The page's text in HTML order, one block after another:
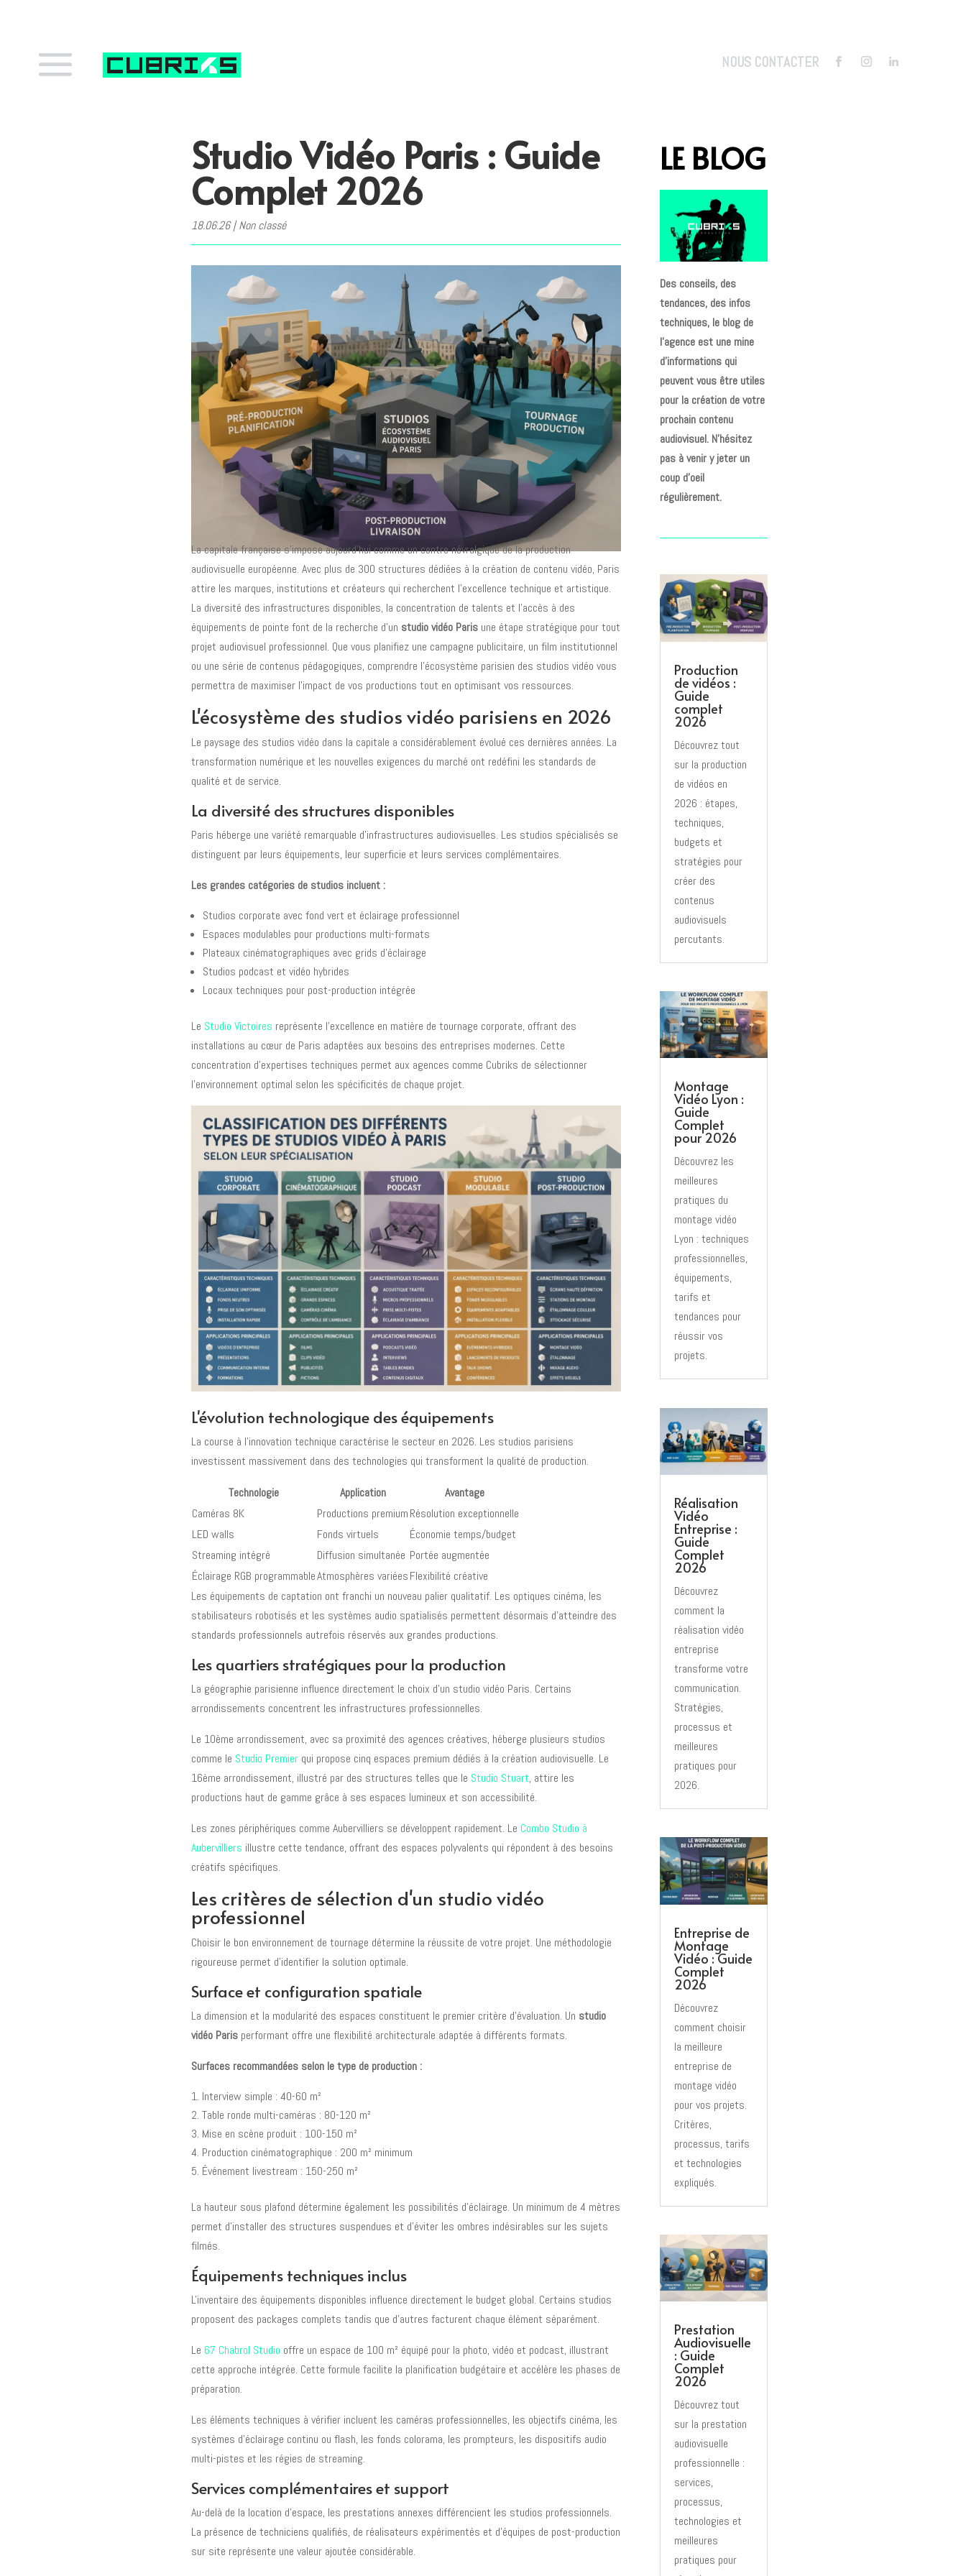
NOUS CONTACTER
Studio Vidéo Paris : Guide
Complet 2026
18.06.26|Non classé
La capitale française s'impose aujourd'hui comme un centre névralgique de la production
audiovisuelle européenne. Avec plus de 300 structures dédiées à la création de contenu vidéo, Paris
attire les marques, institutions et créateurs qui recherchent l'excellence technique et artistique.
La diversité des infrastructures disponibles, la concentration de talents et l'accès à des
équipements de pointe font de la recherche d'un studio vidéo Paris une étape stratégique pour tout
projet audiovisuel professionnel. Que vous planifiez une campagne publicitaire, un film institutionnel
ou une série de contenus pédagogiques, comprendre l'écosystème parisien des studios vidéo vous
permettra de maximiser l'impact de vos productions tout en optimisant vos ressources.
L'écosystème des studios vidéo parisiens en 2026
Le paysage des studios vidéo dans la capitale a considérablement évolué ces dernières années. La
transformation numérique et les nouvelles exigences du marché ont redéfini les standards de
qualité et de service.
La diversité des structures disponibles
Paris héberge une variété remarquable d'infrastructures audiovisuelles. Les studios spécialisés se
distinguent par leurs équipements, leur superficie et leurs services complémentaires.
Les grandes catégories de studios incluent :
Studios corporate avec fond vert et éclairage professionnel
Espaces modulables pour productions multi-formats
Plateaux cinématographiques avec grids d'éclairage
Studios podcast et vidéo hybrides
Locaux techniques pour post-production intégrée
Le Studio Victoires représente l'excellence en matière de tournage corporate, offrant des
installations au cœur de Paris adaptées aux besoins des entreprises modernes. Cette
concentration d'expertises techniques permet aux agences comme Cubriks de sélectionner
l'environnement optimal selon les spécificités de chaque projet.
L'évolution technologique des équipements
La course à l'innovation technique caractérise le secteur en 2026. Les studios parisiens
investissent massivement dans des technologies qui transforment la qualité de production.
Technologie Application
Avantage
Caméras 8K
Productions premiumRésolution exceptionnelle
LED walls
Fonds virtuels
Économie temps/budget
Streaming intégré
Diffusion simultanée Portée augmentée
Éclairage RGB programmableAtmosphères variéesFlexibilité créative
Les équipements de captation ont franchi un nouveau palier qualitatif. Les optiques cinéma, les
stabilisateurs robotisés et les systèmes audio spatialisés permettent désormais d'atteindre des
standards professionnels autrefois réservés aux grandes productions.
Les quartiers stratégiques pour la production
La géographie parisienne influence directement le choix d'un studio vidéo Paris. Certains
arrondissements concentrent les infrastructures professionnelles.
Le 10ème arrondissement, avec sa proximité des agences créatives, héberge plusieurs studios
comme le Studio Premier qui propose cinq espaces premium dédiés à la création audiovisuelle. Le
16ème arrondissement, illustré par des structures telles que le Studio Stuart, attire les
productions haut de gamme grâce à ses espaces lumineux et son accessibilité.
Les zones périphériques comme Aubervilliers se développent rapidement. Le Combo Studio à
Aubervilliers illustre cette tendance, offrant des espaces polyvalents qui répondent à des besoins
créatifs spécifiques.
Les critères de sélection d'un studio vidéo
professionnel
Choisir le bon environnement de tournage détermine la réussite de votre projet. Une méthodologie
rigoureuse permet d'identifier la solution optimale.
Surface et configuration spatiale
La dimension et la modularité des espaces constituent le premier critère d'évaluation. Un studio
vidéo Paris performant offre une flexibilité architecturale adaptée à différents formats.
Surfaces recommandées selon le type de production :
Interview simple : 40-60 m²
Table ronde multi-caméras : 80-120 m²
Mise en scène produit : 100-150 m²
Production cinématographique : 200 m² minimum
Événement livestream : 150-250 m²
La hauteur sous plafond détermine également les possibilités d'éclairage. Un minimum de 4 mètres
permet d'installer des structures suspendues et d'éviter les ombres indésirables sur les sujets
filmés.
Équipements techniques inclus
L'inventaire des équipements disponibles influence directement le budget global. Certains studios
proposent des packages complets tandis que d'autres facturent chaque élément séparément.
Le 67 Chabrol Studio offre un espace de 100 m² équipé pour la photo, vidéo et podcast, illustrant
cette approche intégrée. Cette formule facilite la planification budgétaire et accélère les phases de
préparation.
Les éléments techniques à vérifier incluent les caméras professionnelles, les objectifs cinéma, les
systèmes d'éclairage continu ou flash, les fonds colorama, les prompteurs, les dispositifs audio
multi-pistes et les régies de streaming.
Services complémentaires et support
Au-delà de la location d'espace, les prestations annexes différencient les studios professionnels.
La présence de techniciens qualifiés, de réalisateurs expérimentés et d'équipes de post-production
sur site représente une valeur ajoutée considérable.
LE BLOG
Des conseils, des
tendances, des infos
techniques, le blog de
l’agence est une mine
d’informations qui
peuvent vous être utiles
pour la création de votre
prochain contenu
audiovisuel. N’hésitez
pas à venir y jeter un
coup d’oeil
régulièrement.
Production
de vidéos :
Guide
complet
2026
Découvrez tout
sur la production
de vidéos en
2026 : étapes,
techniques,
budgets et
stratégies pour
créer des
contenus
audiovisuels
percutants.
Montage
Vidéo Lyon :
Guide
Complet
pour 2026
Découvrez les
meilleures
pratiques du
montage vidéo
Lyon : techniques
professionnelles,
équipements,
tarifs et
tendances pour
réussir vos
projets.
Réalisation
Vidéo
Entreprise :
Guide
Complet
2026
Découvrez
comment la
réalisation vidéo
entreprise
transforme votre
communication.
Stratégies,
processus et
meilleures
pratiques pour
2026.
Entreprise de
Montage
Vidéo : Guide
Complet
2026
Découvrez
comment choisir
la meilleure
entreprise de
montage vidéo
pour vos projets.
Critères,
processus, tarifs
et technologies
expliqués.
Prestation
Audiovisuelle
: Guide
Complet
2026
Découvrez tout
sur la prestation
audiovisuelle
professionnelle :
services,
processus,
technologies et
meilleures
pratiques pour